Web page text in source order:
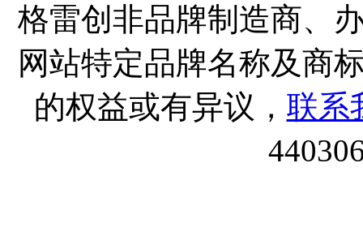
格雷创非品牌制造商、
网站特定品牌名称及商
的权益或有异议， 联系